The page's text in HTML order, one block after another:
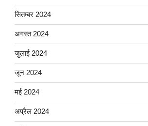
सितम्बर 2024
अगस्त 2024
जुलाई 2024
जून 2024
मई 2024
अप्रैल 2024